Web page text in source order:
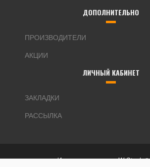
ДОПОЛНИТЕЛЬНО
ПРОИЗВОДИТЕЛИ
АКЦИИ
ЛИЧНЫЙ КАБИНЕТ
ЗАКЛАДКИ
РАССЫЛКА
Интернет магазин W-Stock ©